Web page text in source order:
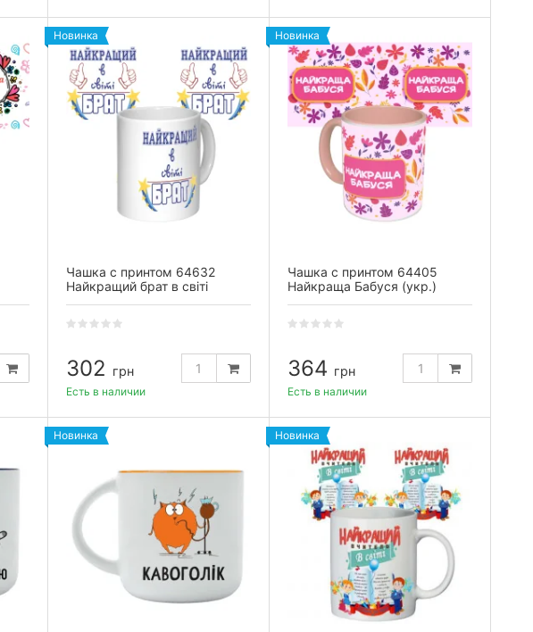
Новинка
Чашка с принтом 64632
Найкращий брат в світі
302 грн
Есть в наличии
Новинка
Чашка с принтом 64405
Найкраща Бабуся (укр.)
364 грн
Есть в наличии
Новинка Новинка